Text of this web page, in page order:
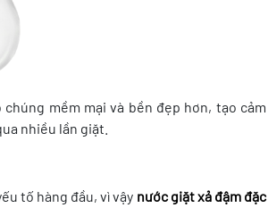
mềm mại và bền đẹp hơn, tạo cảm
nhiều lần giặt.
tố hàng đầu, vì vậy nước giặt xả đậm đặc